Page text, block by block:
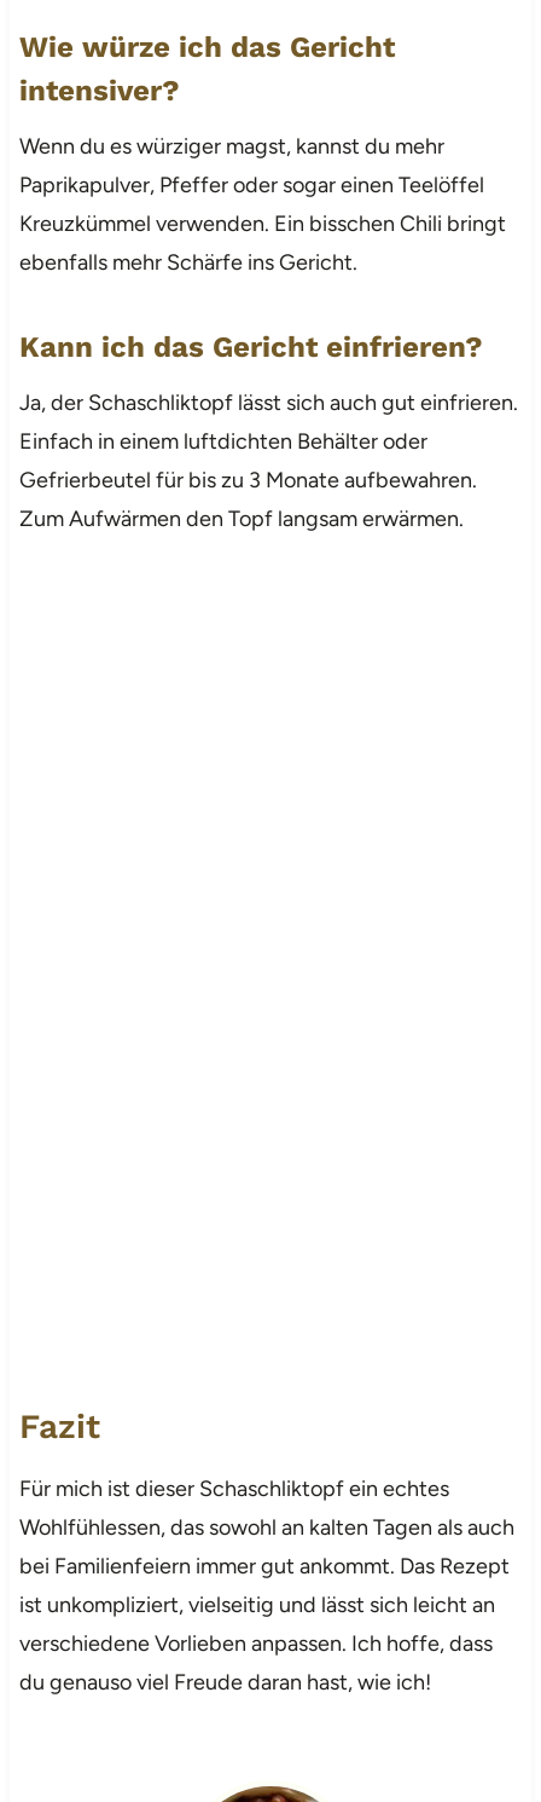
Wie würze ich das Gericht
intensiver?
Wenn du es würziger magst, kannst du mehr
Paprikapulver, Pfeffer oder sogar einen Teelöffel
Kreuzkümmel verwenden. Ein bisschen Chili bringt
ebenfalls mehr Schärfe ins Gericht.
Kann ich das Gericht einfrieren?
Ja, der Schaschliktopf lässt sich auch gut einfrieren.
Einfach in einem luftdichten Behälter oder
Gefrierbeutel für bis zu 3 Monate aufbewahren.
Zum Aufwärmen den Topf langsam erwärmen.
Fazit
Für mich ist dieser Schaschliktopf ein echtes
Wohlfühlessen, das sowohl an kalten Tagen als auch
bei Familienfeiern immer gut ankommt. Das Rezept
ist unkompliziert, vielseitig und lässt sich leicht an
verschiedene Vorlieben anpassen. Ich hoffe, dass
du genauso viel Freude daran hast, wie ich!